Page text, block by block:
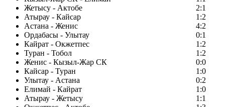
Жетысу - Актобе
2:1
Атырау - Кайсар
1:2
Астана - Женис
4:2
Ордабасы - Улытау
0:1
Кайрат - Окжетпес
1:2
Туран - Тобол
1:2
Женис - Кызыл-Жар СК
0:0
Кайсар - Туран
1:0
Улытау - Астана
0:2
Елимай - Кайрат
1:0
Атырау - Жетысу
1:1